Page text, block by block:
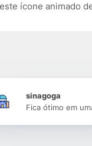
ícone animado
sinagoga
Fica ótimo em